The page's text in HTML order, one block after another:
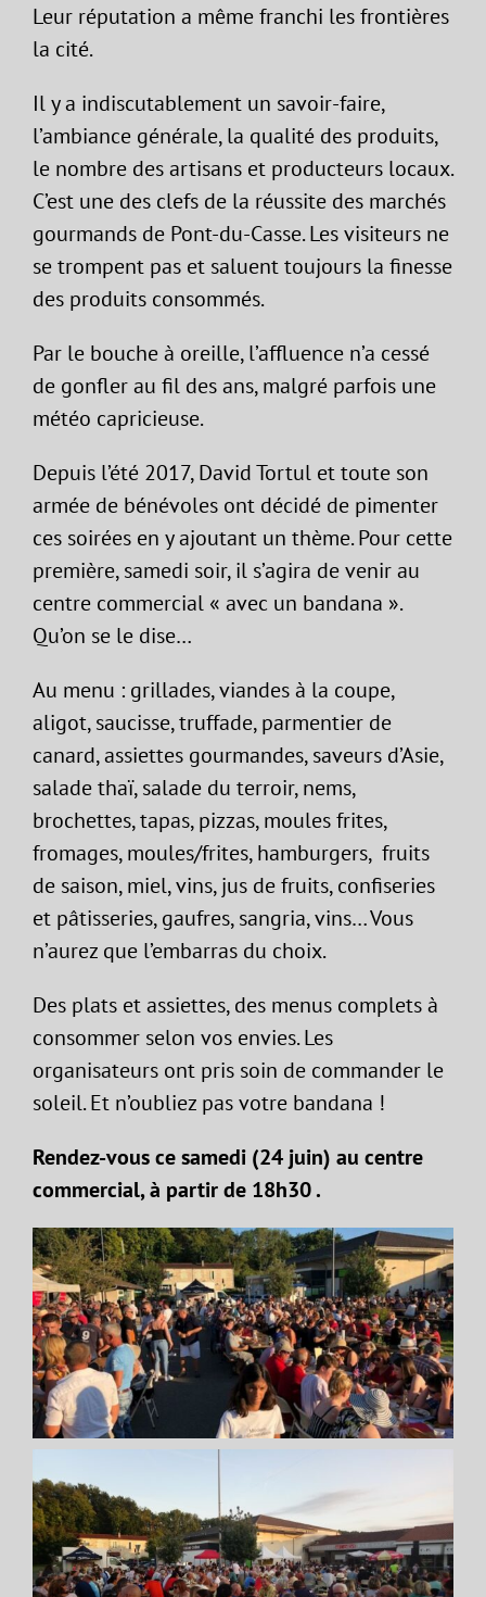
Leur réputation a même franchi les frontières
la cité.
Il y a indiscutablement un savoir-faire,
l’ambiance générale, la qualité des produits,
le nombre des artisans et producteurs locaux.
C’est une des clefs de la réussite des marchés
gourmands de Pont-du-Casse. Les visiteurs ne
se trompent pas et saluent toujours la finesse
des produits consommés.
Par le bouche à oreille, l’affluence n’a cessé
de gonfler au fil des ans, malgré parfois une
météo capricieuse.
Depuis l’été 2017, David Tortul et toute son
armée de bénévoles ont décidé de pimenter
ces soirées en y ajoutant un thème. Pour cette
première, samedi soir, il s’agira de venir au
centre commercial « avec un bandana ».
Qu’on se le dise…
Au menu : grillades, viandes à la coupe,
aligot, saucisse, truffade, parmentier de
canard, assiettes gourmandes, saveurs d’Asie,
salade thaï, salade du terroir, nems,
brochettes, tapas, pizzas, moules frites,
fromages, moules/frites, hamburgers, fruits
de saison, miel, vins, jus de fruits, confiseries
et pâtisseries, gaufres, sangria, vins… Vous
n’aurez que l’embarras du choix.
Des plats et assiettes, des menus complets à
consommer selon vos envies. Les
organisateurs ont pris soin de commander le
soleil. Et n’oubliez pas votre bandana !
Rendez-vous ce samedi (24 juin) au centre
commercial, à partir de 18h30 .